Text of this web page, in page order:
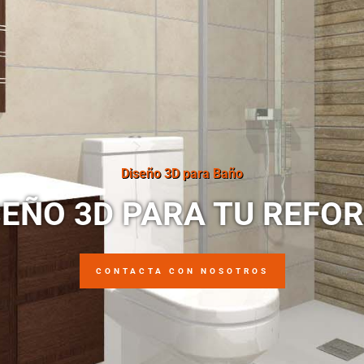
Diseño 3D para Baño
3D PARA TU
CONTACTA CON NOSOTROS